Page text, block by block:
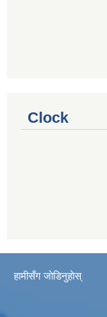
Clock
हामीसँग जाेडिनुहाेस्